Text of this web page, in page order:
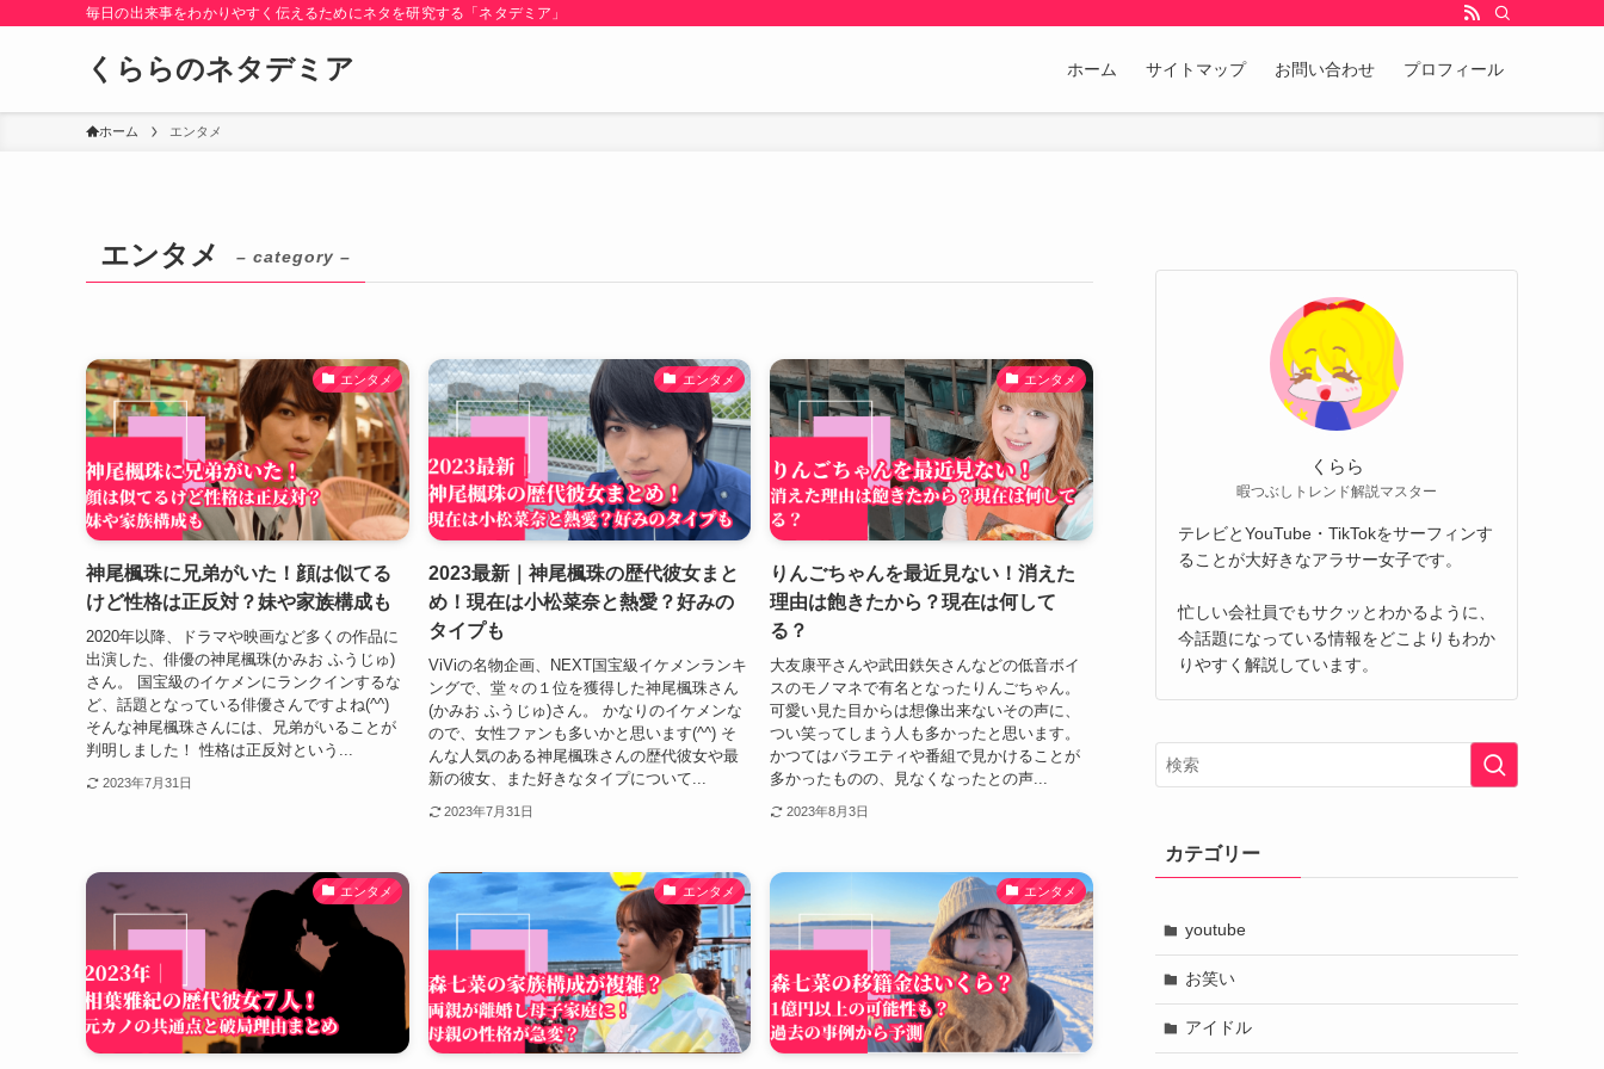
毎日の出来事をわかりやすく伝えるためにネタを研究する「ネタデミア」
くららのネタデミア ホーム サイトマップ お問い合わせ プロフィール
ホーム エンタメ
エンタメ – category –
エンタメ
神尾楓珠に兄弟がいた！顔は似てる
けど性格は正反対？妹や家族構成も
2020年以降、ドラマや映画など多くの作品に
出演した、俳優の神尾楓珠(かみお ふうじゅ)
さん。 国宝級のイケメンにランクインするな
ど、話題となっている俳優さんですよね(^^)
そんな神尾楓珠さんには、兄弟がいることが
判明しました！ 性格は正反対という...
2023年7月31日
エンタメ
2023最新｜神尾楓珠の歴代彼女まと
め！現在は小松菜奈と熱愛？好みの
タイプも
ViViの名物企画、NEXT国宝級イケメンランキ
ングで、堂々の１位を獲得した神尾楓珠さん
(かみお ふうじゅ)さん。 かなりのイケメンな
ので、女性ファンも多いかと思います(^^) そ
んな人気のある神尾楓珠さんの歴代彼女や最
新の彼女、また好きなタイプについて...
2023年7月31日
エンタメ
りんごちゃんを最近見ない！消えた
理由は飽きたから？現在は何して
る？
大友康平さんや武田鉄矢さんなどの低音ボイ
スのモノマネで有名となったりんごちゃん。
可愛い見た目からは想像出来ないその声に、
つい笑ってしまう人も多かったと思います。
かつてはバラエティや番組で見かけることが
多かったものの、見なくなったとの声...
2023年8月3日
エンタメ エンタメ エンタメ
くらら
暇つぶしトレンド解説マスター
テレビとYouTube・TikTokをサーフィンす
ることが大好きなアラサー女子です。
忙しい会社員でもサクッとわかるように、
今話題になっている情報をどこよりもわか
りやすく解説しています。
カテゴリー
youtube
お笑い
アイドル